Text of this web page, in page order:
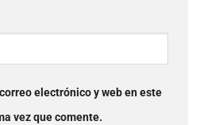
electrónico y web en este
vez que comente.